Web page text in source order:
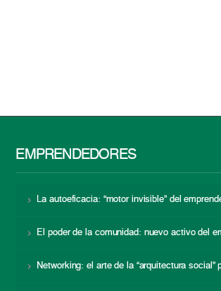
EMPRENDEDORES
La autoeficacia: “motor invisible” del
El poder de la comunidad: nuevo activo del
Networking: el arte de la “arquitectura social”